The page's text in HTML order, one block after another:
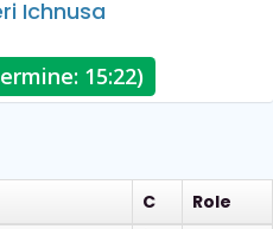
Ichnusa
15:22)
C Role